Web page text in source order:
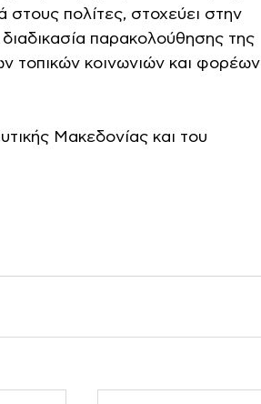
πολίτες, στοχεύει στην
παρακολούθησης της
τοπικών κοινωνιών και φορέων
Μακεδονίας και του